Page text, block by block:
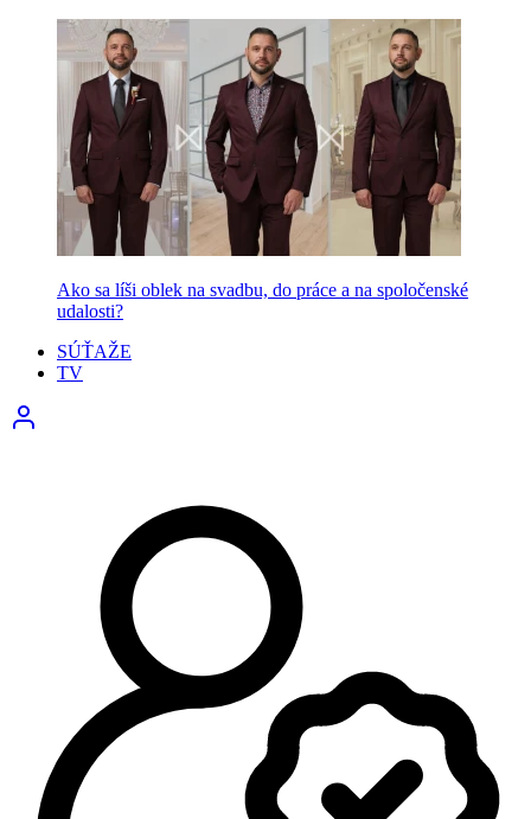
Ako sa líši oblek na svadbu, do práce a na spoločenské
udalosti?
SÚŤAŽE
TV